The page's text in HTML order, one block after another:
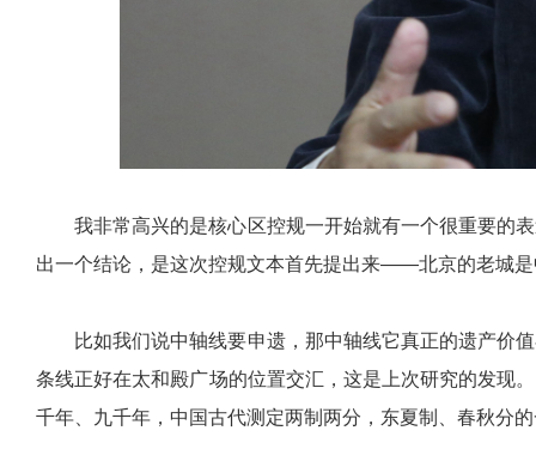
我非常高兴的是核心区控规一开始就有一个很重要的
出一个结论，是这次控规文本首先提出来——北京的老城
比如我们说中轴线要申遗，那中轴线它真正的遗产价
条线正好在太和殿广场的位置交汇，这是上次研究的发现
千年、九千年，中国古代测定两制两分，东夏制、春秋分